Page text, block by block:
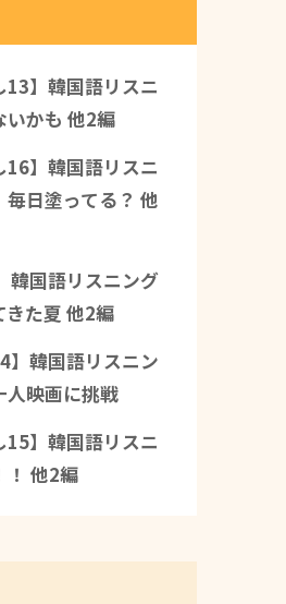
13】韓国語リスニ
いかも 他2編
16】韓国語リスニ
日塗ってる？ 他
韓国語リスニング
きた夏 他2編
】韓国語リスニン
人映画に挑戦
15】韓国語リスニ
！ 他2編